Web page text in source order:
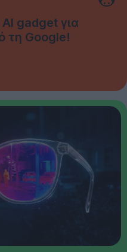
gadget για
τη Google!